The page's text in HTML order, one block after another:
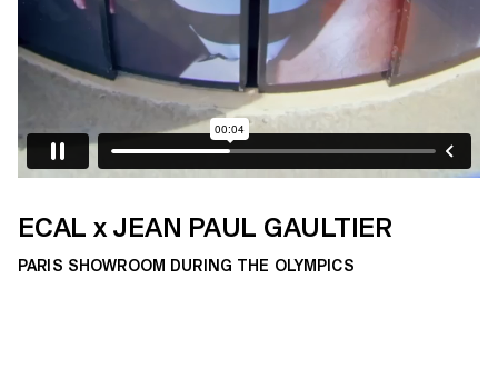
ECAL x JEAN PAUL GAULTIER
PARIS SHOWROOM DURING THE OLYMPICS